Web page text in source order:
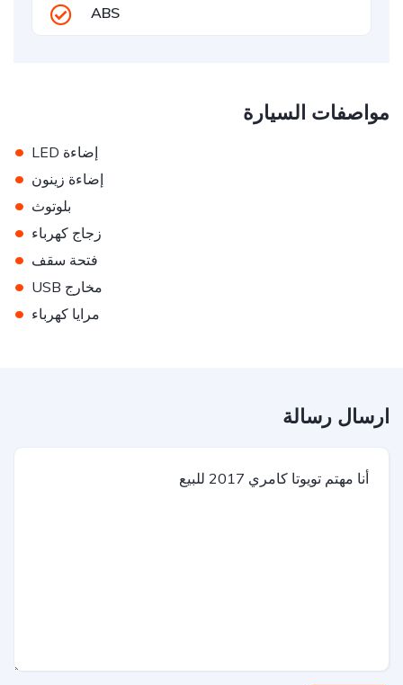
ABS
مواصفات السيارة
• إضاءة LED
• إضاءة زينون
• بلوتوث
• زجاج كهرباء
• فتحة سقف
• مخارج USB
• مرايا كهرباء
ارسال رسالة